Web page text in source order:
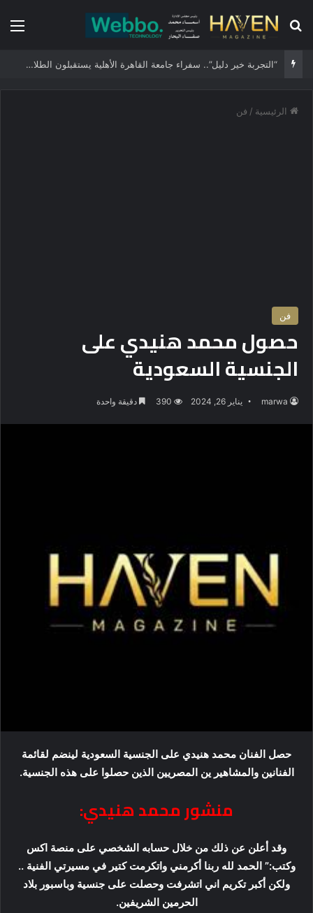
بحث عن
“التجربة خير دليل”.. سفراء جامعة القاهرة الأهلية يستقبلون الطلاب الجدد ويجسدون هوية الجامعة وثقافة التميز
الرئيسية / فن
فن
حصول محمد هنيدي على
الجنسية السعودية
marwa يناير 26, 2024 390 دقيقة واحدة
حصل الفنان محمد هنيدي على الجنسية السعودية لينضم لقائمة
الفنانين والمشاهير ين المصريين الذين حصلوا على هذه الجنسية.
منشور محمد هنيدي:
وقد أعلن عن ذلك من خلال حسابه الشخصي على منصة اكس
وكتب:” الحمد لله ربنا أكرمني واتكرمت كتير في مسيرتي الفنية ..
ولكن أكبر تكريم اني اتشرفت وحصلت على جنسية وباسبور بلاد
الحرمين الشريفين.